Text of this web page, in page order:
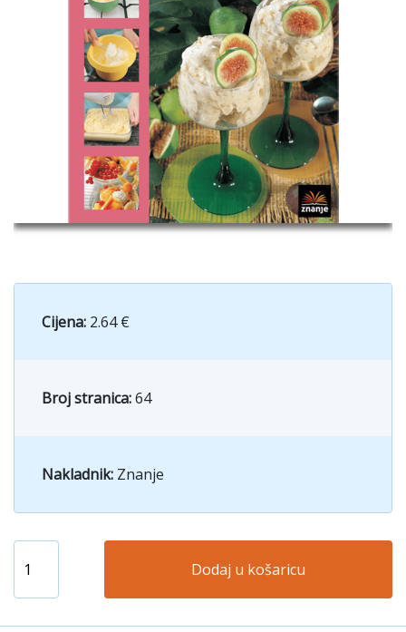
Cijena: 2.64 €
Broj stranica:64
Nakladnik: Znanje
Dodaj u košaricu